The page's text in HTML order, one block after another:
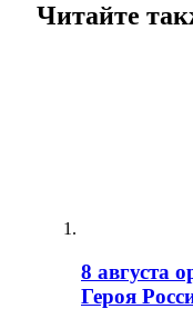
Читайте
8 августа
Героя